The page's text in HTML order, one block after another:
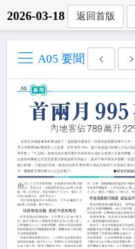
2026-03-18 返回首版
A05 要聞